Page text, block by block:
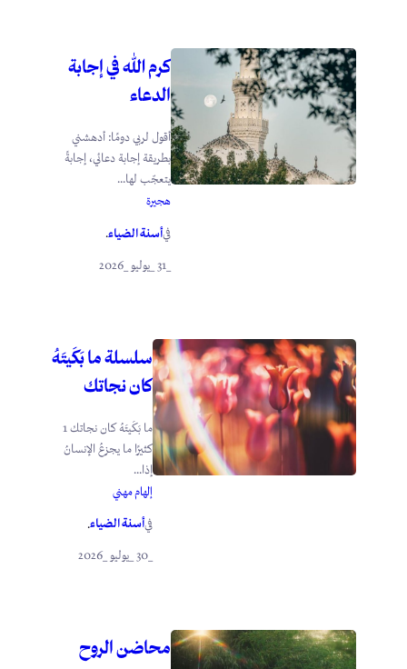
كرم الله في إجابة
الدعاء
أقول لربي دومًا: أدهشني
بطريقة إجابة دعائي، إجابةً
يتعجّب لها...
هجيرة
فيأسنة الضياء.
سلسلة ما بَكَيتَهُ
كان نجاتك
ما بَكَيتَهُ كان نجاتك 1
كثيرًا ما يجزعُ الإنسانُ
إذا...
إلهام مهني
فيأسنة الضياء.
محاضن الروح